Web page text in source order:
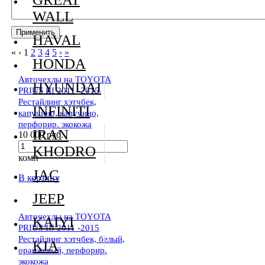
« ‹ 1 2 3 4 5 › »
Авточехлы на TOYOTA
PRIUS III 2011 -2015
Рестайлинг хэтчбек,
капучино, капучино,
перфорир. экокожа
10 000 руб.
комп
В корзину
Авточехлы на TOYOTA
PRIUS III 2011 -2015
Рестайлинг хэтчбек, белый,
оранжевый, перфорир.
экокожа
WALL
HAVAL
HONDA
HYUNDAI
INFINITI
IRAN
KHODRO
JAC
JEEP
KAIYI
KIA